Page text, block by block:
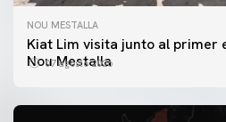
NOU MESTALLA
Kiat Lim visita junto al primer
Nou Mestalla
07 agosto 2026